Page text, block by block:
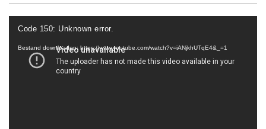
Videospeler
Code 150: Unknown error.
Bestand downloaden: https://www.youtube.com/watch?v=iANjkhUTqE4&_=1